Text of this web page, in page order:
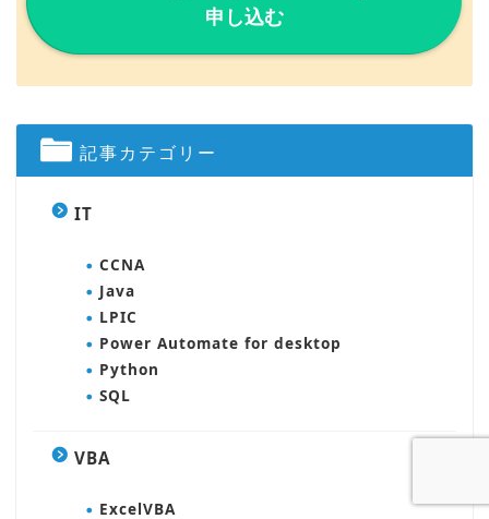
申し込む
記事カテゴリー
IT
CCNA
Java
LPIC
Power Automate for desktop
Python
SQL
VBA
ExcelVBA